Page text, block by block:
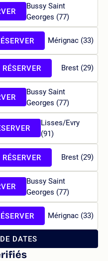
Bussy Saint
Georges (77)
Mérignac (33)
Brest (29)
RÉSERVER
Bussy Saint
Georges (77)
Lisses/Evry
(91)
Brest (29)
RÉSERVER
Bussy Saint
Georges (77)
Mérignac (33)
DATES